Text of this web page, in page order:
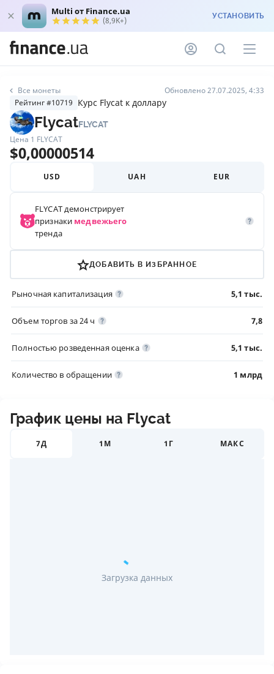
Multi от Finance.ua
(8,9K+) УСТАНОВИТЬ
Все монеты
Обновлено 27.07.2025, 4:33
Рейтинг #10719 Курс Flycat к доллару
FlycatFLYCAT
Цена 1 FLYCAT
$0,00000514
USD UAH EUR
FLYCATдемонстрирует
признаки медвежьего
тренда
ДОБАВИТЬ В ИЗБРАННОЕ
Рыночная капитализация 5,1 тыс.
Объем торгов за 24 ч 7,8
Полностью розведенная оценка 5,1 тыс.
Количество в обращении 1 млрд
График цены на Flycat
7Д 1М 1Г МАКС
Загрузка данных